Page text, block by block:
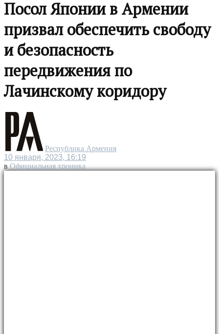
Посол Японии в Армении
призвал обеспечить свободу
и безопасность
передвижения по
Лачинскому коридору
Республика Армения
10 января, 2023, 16:19
в Официальная хроника